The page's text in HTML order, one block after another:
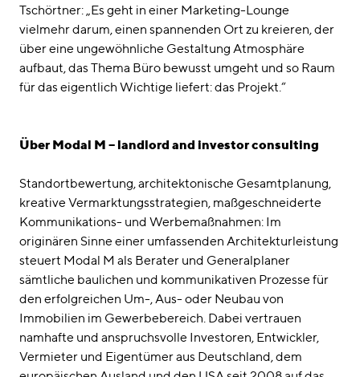
Tschörtner: „Es geht in einer Marketing-Lounge
vielmehr darum, einen spannenden Ort zu kreieren, der
über eine ungewöhnliche Gestaltung Atmosphäre
aufbaut, das Thema Büro bewusst umgeht und so Raum
für das eigentlich Wichtige liefert: das Projekt.“
Über Modal M – landlord and investor consulting
Standortbewertung, architektonische Gesamtplanung,
kreative Vermarktungsstrategien, maßgeschneiderte
Kommunikations- und Werbemaßnahmen: Im
originären Sinne einer umfassenden Architekturleistung
steuert Modal M als Berater und Generalplaner
sämtliche baulichen und kommunikativen Prozesse für
den erfolgreichen Um-, Aus- oder Neubau von
Immobilien im Gewerbebereich. Dabei vertrauen
namhafte und anspruchsvolle Investoren, Entwickler,
Vermieter und Eigentümer aus Deutschland, dem